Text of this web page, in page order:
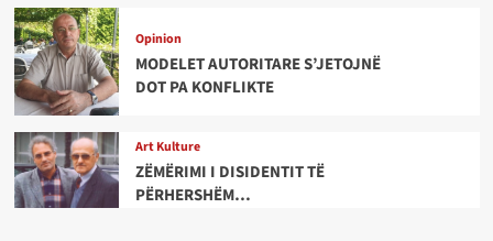
Opinion
MODELET AUTORITARE S’JETOJNË
DOT PA KONFLIKTE
Art Kulture
ZËMËRIMI I DISIDENTIT TË
PËRHERSHËM…